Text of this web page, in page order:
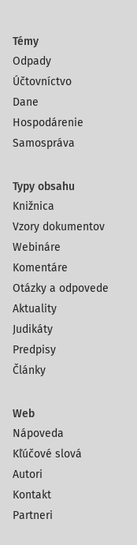
Témy
Odpady
Účtovníctvo
Dane
Hospodárenie
Samospráva
Typy obsahu
Knižnica
Vzory dokumentov
Webináre
Komentáre
Otázky a odpovede
Aktuality
Judikáty
Predpisy
Články
Web
Nápoveda
Kľúčové slová
Autori
Kontakt
Partneri